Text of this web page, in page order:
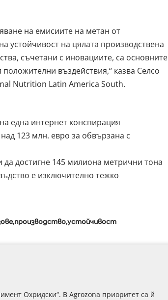
на емисиите на метан от
устойчивост на цялата производствена
съчетани с иновациите, са основните
въздействия,“ казва Селсо
Nutrition Latin America South.
една интернет конспирация
123 млн. евро за обвързана с
да достигне 145 милиона метрични тона
е изключително тежко
производствоустойчивост
Охридски“. В Аgrozona приоритет са й